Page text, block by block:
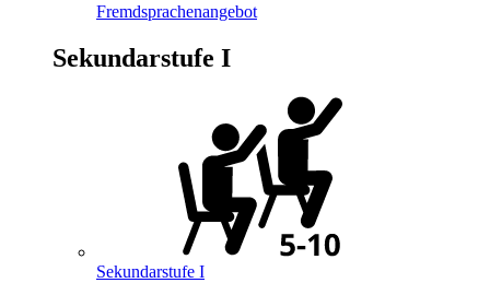
Fremdsprachenangebot
Sekundarstufe I
Sekundarstufe I